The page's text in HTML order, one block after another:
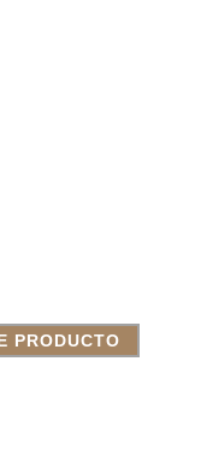
PRODUCTO